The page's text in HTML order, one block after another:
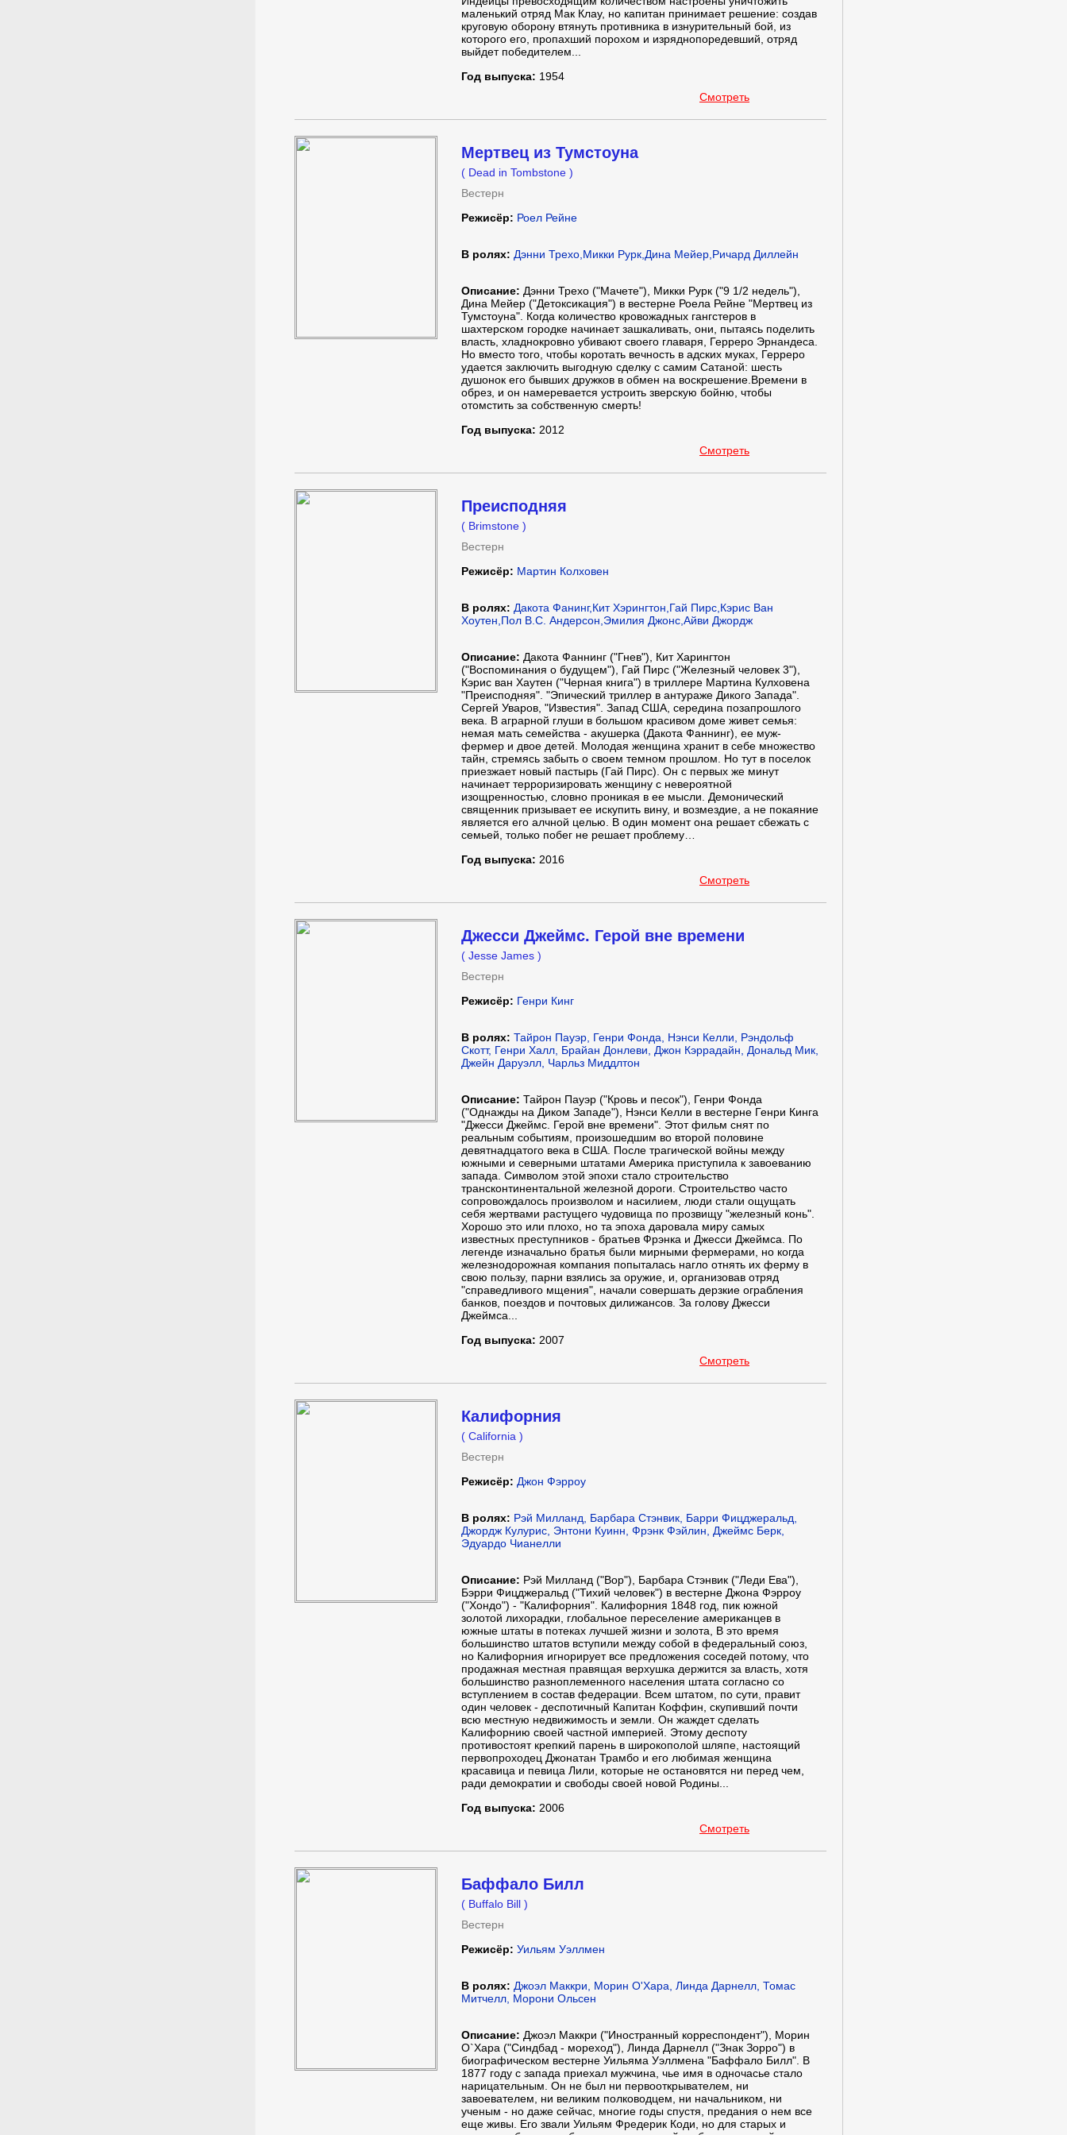
маленький отряд Мак Клау, но капитан принимает решение: создав
круговую оборону втянуть противника в изнурительный бой, из
которого его, пропахший порохом и изряднопоредевший, отряд
выйдет победителем...
Год выпуска: 1954
Смотреть
Мертвец из Тумстоуна
( Dead in Tombstone )
Вестерн
Режисёр: Роел Рейне
В ролях: Дэнни Трехо,Микки Рурк,Дина Мейер,Ричард Диллейн
Описание: Дэнни Трехо ("Мачете"), Микки Рурк ("9 1/2 недель"),
Дина Мейер ("Детоксикация") в вестерне Роела Рейне "Мертвец из
Тумстоуна". Когда количество кровожадных гангстеров в
шахтерском городке начинает зашкаливать, они, пытаясь поделить
власть, хладнокровно убивают своего главаря, Герреро Эрнандеса.
Но вместо того, чтобы коротать вечность в адских муках, Герреро
удается заключить выгодную сделку с самим Сатаной: шесть
душонок его бывших дружков в обмен на воскрешение.Времени в
обрез, и он намеревается устроить зверскую бойню, чтобы
отомстить за собственную смерть!
Год выпуска: 2012
Смотреть
Преисподняя
( Brimstone )
Вестерн
Режисёр: Мартин Колховен
В ролях: Дакота Фанинг,Кит Хэрингтон,Гай Пирс,Кэрис Ван
Хоутен,Пол В.С. Андерсон,Эмилия Джонс,Айви Джордж
Описание: Дакота Фаннинг ("Гнев"), Кит Харингтон
("Воспоминания о будущем"), Гай Пирс ("Железный человек 3"),
Кэрис ван Хаутен ("Черная книга") в триллере Мартина Кулховена
"Преисподняя". "Эпический триллер в антураже Дикого Запада".
Сергей Уваров, "Известия". Запад США, середина позапрошлого
века. В аграрной глуши в большом красивом доме живет семья:
немая мать семейства - акушерка (Дакота Фаннинг), ее муж-
фермер и двое детей. Молодая женщина хранит в себе множество
тайн, стремясь забыть о своем темном прошлом. Но тут в поселок
приезжает новый пастырь (Гай Пирс). Он с первых же минут
начинает терроризировать женщину с невероятной
изощренностью, словно проникая в ее мысли. Демонический
священник призывает ее искупить вину, и возмездие, а не покаяние
является его алчной целью. В один момент она решает сбежать с
семьей, только побег не решает проблему…
Год выпуска: 2016
Смотреть
Джесси Джеймс. Герой вне времени
( Jesse James )
Вестерн
Режисёр: Генри Кинг
В ролях: Тайрон Пауэр, Генри Фонда, Нэнси Келли, Рэндольф
Скотт, Генри Халл, Брайан Донлеви, Джон Кэррадайн, Дональд Мик,
Джейн Даруэлл, Чарльз Миддлтон
Описание: Тайрон Пауэр ("Кровь и песок"), Генри Фонда
("Однажды на Диком Западе"), Нэнси Келли в вестерне Генри Кинга
"Джесси Джеймс. Герой вне времени". Этот фильм снят по
реальным событиям, произошедшим во второй половине
девятнадцатого века в США. После трагической войны между
южными и северными штатами Америка приступила к завоеванию
запада. Символом этой эпохи стало строительство
трансконтинентальной железной дороги. Строительство часто
сопровождалось произволом и насилием, люди стали ощущать
себя жертвами растущего чудовища по прозвищу "железный конь".
Хорошо это или плохо, но та эпоха даровала миру самых
известных преступников - братьев Фрэнка и Джесси Джеймса. По
легенде изначально братья были мирными фермерами, но когда
железнодорожная компания попыталась нагло отнять их ферму в
свою пользу, парни взялись за оружие, и, организовав отряд
"справедливого мщения", начали совершать дерзкие ограбления
банков, поездов и почтовых дилижансов. За голову Джесси
Джеймса...
Год выпуска: 2007
Смотреть
Калифорния
( California )
Вестерн
Режисёр: Джон Фэрроу
В ролях: Рэй Милланд, Барбара Стэнвик, Барри Фицджеральд,
Джордж Кулурис, Энтони Куинн, Фрэнк Фэйлин, Джеймс Берк,
Эдуардо Чианелли
Описание: Рэй Милланд ("Вор"), Барбара Стэнвик ("Леди Ева"),
Бэрри Фицджеральд ("Тихий человек") в вестерне Джона Фэрроу
("Хондо") - "Калифорния". Калифорния 1848 год, пик южной
золотой лихорадки, глобальное переселение американцев в
южные штаты в потеках лучшей жизни и золота, В это время
большинство штатов вступили между собой в федеральный союз,
но Калифорния игнорирует все предложения соседей потому, что
продажная местная правящая верхушка держится за власть, хотя
большинство разноплеменного населения штата согласно со
вступлением в состав федерации. Всем штатом, по сути, правит
один человек - деспотичный Капитан Коффин, скупивший почти
всю местную недвижимость и земли. Он жаждет сделать
Калифорнию своей частной империей. Этому деспоту
противостоят крепкий парень в широкополой шляпе, настоящий
первопроходец Джонатан Трамбо и его любимая женщина
красавица и певица Лили, которые не остановятся ни перед чем,
ради демократии и свободы своей новой Родины...
Год выпуска: 2006
Смотреть
Баффало Билл
( Buffalo Bill )
Вестерн
Режисёр: Уильям Уэллмен
В ролях: Джоэл Маккри, Морин О'Хара, Линда Дарнелл, Томас
Митчелл, Морони Ольсен
Описание: Джоэл Маккри ("Иностранный корреспондент"), Морин
О`Хара ("Синдбад - мореход"), Линда Дарнелл ("Знак Зорро") в
биографическом вестерне Уильяма Уэллмена "Баффало Билл". В
1877 году с запада приехал мужчина, чье имя в одночасье стало
нарицательным. Он не был ни первооткрывателем, ни
завоевателем, ни великим полководцем, ни начальником, ни
ученым - но даже сейчас, многие годы спустя, предания о нем все
еще живы. Его звали Уильям Фредерик Коди, но для старых и